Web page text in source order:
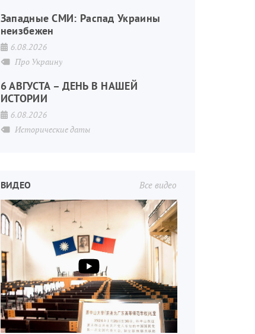
Западные СМИ: Распад Украины
неизбежен
6.08.2026
Про Украину
6 АВГУСТА – ДЕНЬ В НАШЕЙ
ИСТОРИИ
6.08.2026
Исторические даты
Все видео
ВИДЕО